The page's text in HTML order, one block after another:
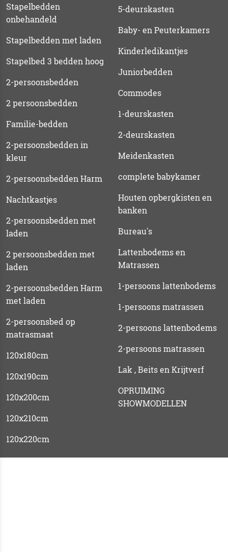
Stapelbedden
onbehandeld
Stapelbedden met laden
Stapelbed 3 bedden hoog
2-persoonsbedden
2 persoonsbedden
Familie-bedden
2-persoonsbedden in
kleur
2-persoonsbedden Harm
Nachtkastjes
2-persoonsbedden met
laden
2 persoonsbedden met
laden
2-persoonsbedden Harm
met laden
2-persoonsbed op
matrasmaat
120x180cm
120x190cm
120x200cm
120x210cm
120x220cm
5-deurskasten
Baby- en Peuterkamers
Kinderledikantjes
Juniorbedden
Commodes
1-deurskasten
2-deurskasten
Meidenkasten
complete babykamer
Houten opbergkisten en
banken
Bureau's
Lattenbodems en
Matrassen
1-persoons lattenbodems
1-persoons matrassen
2-persoons lattenbodems
2-persoons matrassen
Lak , Beits en Krijtverf
OPRUIMING
SHOWMODELLEN